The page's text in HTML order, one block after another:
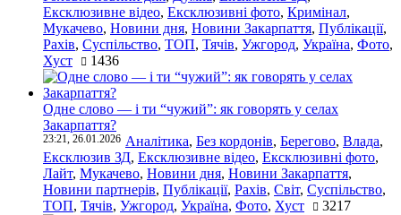
Ексклюзивне відео, Ексклюзивні фото, Кримінал,
Мукачево, Новини дня, Новини Закарпаття, Публікації,
Рахів, Суспільство, ТОП, Тячів, Ужгород, Україна, Фото,
Хуст
1436
Одне слово — і ти “чужий”: як говорять у селах
Закарпаття?
23:21, 26.01.2026 Аналітика, Без кордонів, Берегово, Влада,
Ексклюзив ЗД, Ексклюзивне відео, Ексклюзивні фото,
Лайт, Мукачево, Новини дня, Новини Закарпаття,
Новини партнерів, Публікації, Рахів, Світ, Суспільство,
ТОП, Тячів, Ужгород, Україна, Фото, Хуст 3217